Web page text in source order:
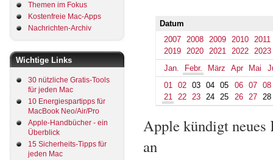
Themen im Fokus
Kostenfreie Mac-Apps
Nachrichten-Archiv
Wichtige Links
30 nützliche Gratis-Tools
für jeden Mac
10 Energiespartipps für
MacBook Neo/Air/Pro
Apple-Handbücher - ein
Überblick
15 Sicherheits-Tipps für
jeden Mac
Datum
2007
2008 2009 2010
2011
2019
2020 2021 2022
2023
Jan.
Febr. März Apr Mai
01
02 03 04 05 06 07
08
21
22 23 24 25 26 27 28
Apple kündigt
an